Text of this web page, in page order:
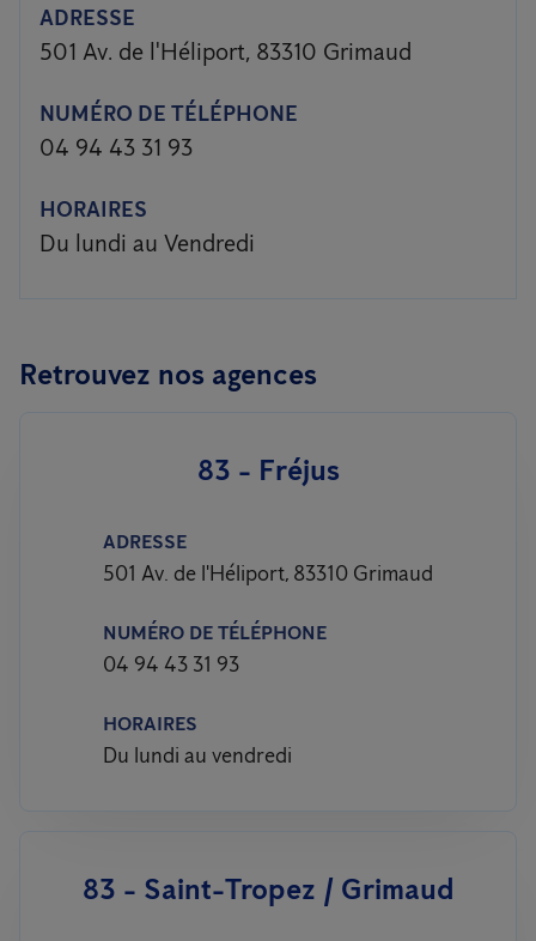
ADRESSE
501 Av. de l'Héliport, 83310 Grimaud
NUMÉRO DE TÉLÉPHONE
04 94 43 31 93
HORAIRES
Du lundi au Vendredi
Retrouvez nos agences
83 - Fréjus
ADRESSE
501 Av. de l'Héliport, 83310 Grimaud
NUMÉRO DE TÉLÉPHONE
04 94 43 31 93
HORAIRES
Du lundi au vendredi
83 - Saint-Tropez / Grimaud